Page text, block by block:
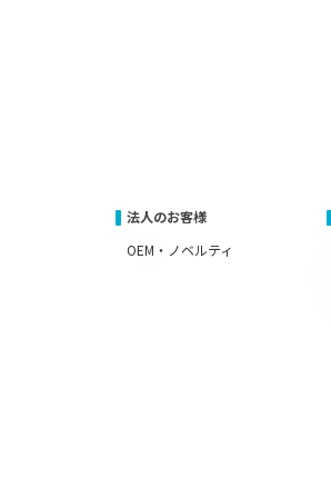
法人のお客様
OEM・ノベルティ